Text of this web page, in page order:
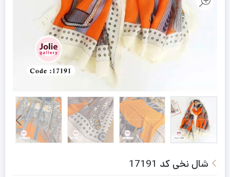
شال نخی کد 17191